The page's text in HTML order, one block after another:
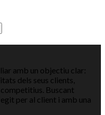
amb un objectiu clar:
dels seus clients,
Buscant
per al client i amb una